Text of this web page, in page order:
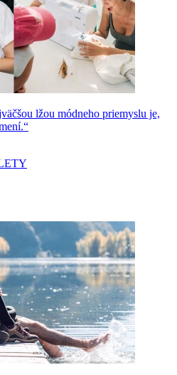
lžou módneho priemyslu je,